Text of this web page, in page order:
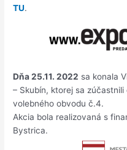
TU.
Dňa 25.11. 2022 sa konala
– Skubín, ktorej sa
volebného obvodu č.4.
Akcia bola realizovaná s
Bystrica.